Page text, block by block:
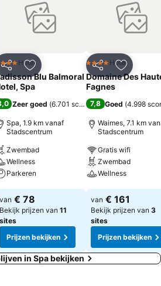
favorieten
Delen Toevoegen aan favorieten
Hotel
Blu Balmoral
Spa
Zeer goed (6.701 scores)
Spa, 1.9 km vanaf
Stadscentrum
Zwembad
Wellness
Parkeren
Prijzen bekijken
van € 78
Bekijk prijzen van 11
sites
Prijzen bekijken
Delen
4 SterrenHotel
Domaine Des
Fagnes
7,8 Goed (4.998
Waimes, 7.1 km
Stadscentrum
Gratis wifi
Zwembad
Wellness
Prijzen bekijken
van € 161
Bekijk prijzen van 3
sites
Prijzen bekijken
in Spa bekijken